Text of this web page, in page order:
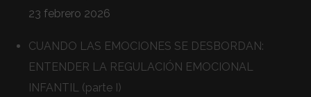
23 febrero 2026
CUANDO LAS EMOCIONES SE DESBORDAN:
ENTENDER LA REGULACIÓN EMOCIONAL
INFANTIL (parte I)